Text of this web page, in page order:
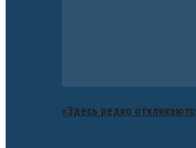
«Здесь редко